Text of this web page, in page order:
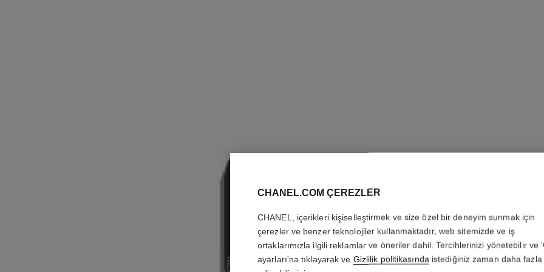
LE
Eye Definer
Daha fazla ayrıntı
Ref. 181024
CHANEL.COM ÇEREZLER
CHANEL, içerikleri kişiselleştirmek ve size özel bir deneyim sunmak için
çerezler ve benzer teknolojiler kullanmaktadır, web sitemizde ve iş
ortaklarımızla ilgili reklamlar ve öneriler dahil. Tercihlerinizi yönetebilir ve
ayarları'na tıklayarak ve Gizlilik politikasındaistediğiniz zaman daha fazla